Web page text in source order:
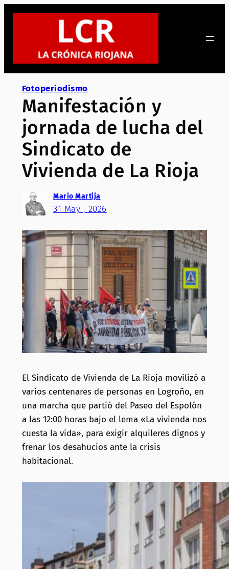
Saltar
Fotoperiodismo
Manifestación y
jornada de lucha del
Sindicato de
Vivienda de La Rioja
Mario Martija
31 May , 2026
El Sindicato de Vivienda de La Rioja movilizó a
varios centenares de personas en Logroño, en
una marcha que partió del Paseo del Espolón
a las 12:00 horas bajo el lema «La vivienda nos
cuesta la vida», para exigir alquileres dignos y
frenar los desahucios ante la crisis
habitacional.